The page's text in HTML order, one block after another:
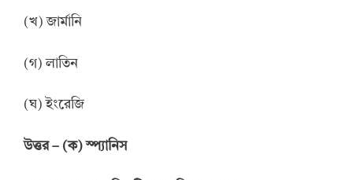
(খ) জার্মানি
(গ) লাতিন
(ঘ) ইংরেজি
উত্তর – (ক) স্প্যানিস